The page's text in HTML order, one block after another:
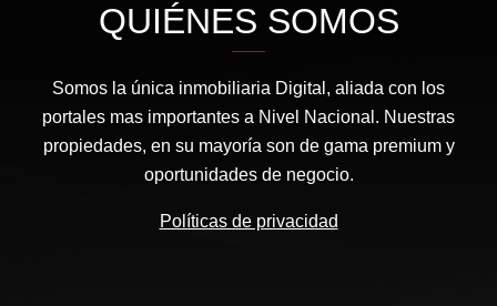
QUIÉNES SOMOS
Somos la única inmobiliaria Digital, aliada con los
portales mas importantes a Nivel Nacional. Nuestras
propiedades, en su mayoría son de gama premium y
oportunidades de negocio.
Políticas de privacidad